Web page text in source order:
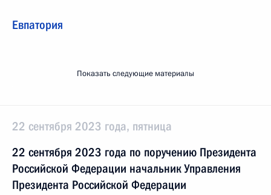
Евпатория
Показать следующие материалы
22 сентября 2023 года, пятница
22 сентября 2023 года по поручению Президента
Российской Федерации начальник Управления
Президента Российской Федерации